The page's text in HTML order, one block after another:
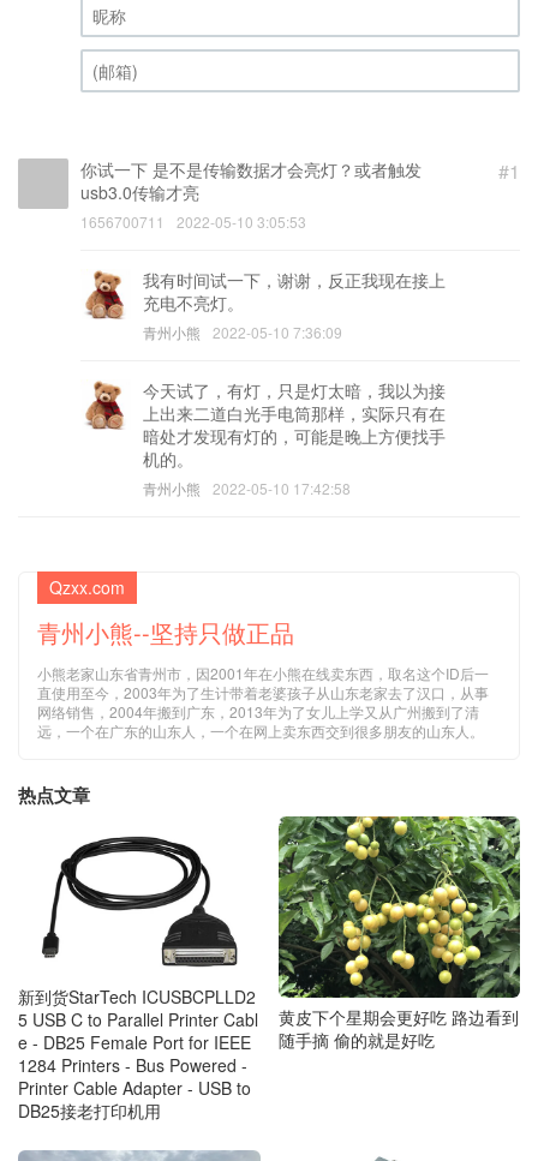
昵称 (必填)
#1
你试一下 是不是传输数据才会亮灯？或者触发
usb3.0传输才亮
1656700711 2022-05-10 3:05:53
我有时间试一下，谢谢，反正我现在接上
充电不亮灯。
青州小熊 2022-05-10 7:36:09
今天试了，有灯，只是灯太暗，我以为接
上出来二道白光手电筒那样，实际只有在
暗处才发现有灯的，可能是晚上方便找手
机的。
青州小熊 2022-05-10 17:42:58
Qzxx.com
青州小熊--坚持只做正品
小熊老家山东省青州市，因2001年在小熊在线卖东西，取名这个ID后一
直使用至今，2003年为了生计带着老婆孩子从山东老家去了汉口，从事
网络销售，2004年搬到广东，2013年为了女儿上学又从广州搬到了清
远，一个在广东的山东人，一个在网上卖东西交到很多朋友的山东人。
热点文章
新到货StarTech ICUSBCPLLD2
5 USB C to Parallel Printer Cabl
e - DB25 Female Port for IEEE
1284 Printers - Bus Powered -
Printer Cable Adapter - USB to
DB25接老打印机用
黄皮下个星期会更好吃 路边看到
随手摘 偷的就是好吃